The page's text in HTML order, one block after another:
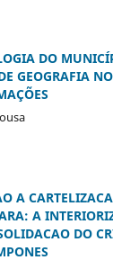
DO
GEOGRAFIA
A
A
DO